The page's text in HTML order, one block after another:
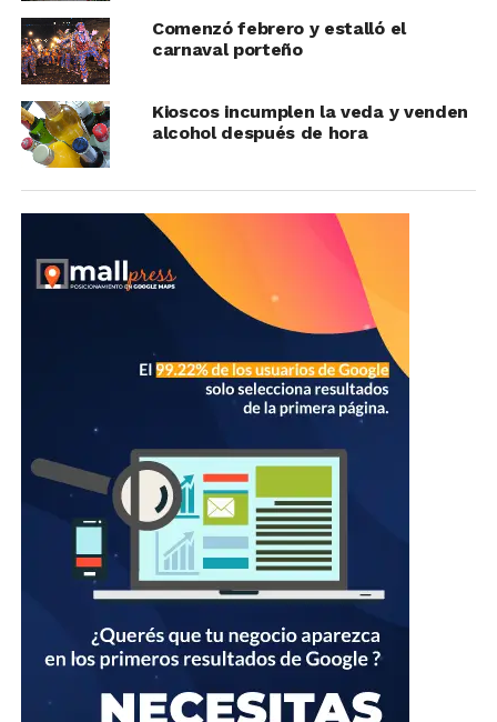
Comenzó febrero y estalló el
carnaval porteño
Kioscos incumplen la veda y venden
alcohol después de hora